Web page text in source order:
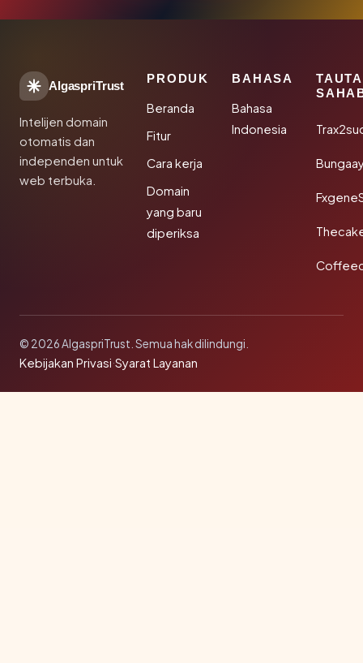
AlgaspriTrust
Intelijen domain
otomatis dan
independen untuk
web terbuka.
PRODUK
Beranda
Fitur
Cara kerja
Domain
yang baru
diperiksa
BAHASA
Bahasa
Indonesia
© 2026 AlgaspriTrust. Semua hak dilindungi.
Kebijakan Privasi·Syarat Layanan